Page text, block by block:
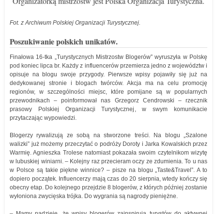
Fot. z Archiwum Polskiej Organizacji Turystycznej.
Poszukiwanie polskich unikatów.
Finałowa 16-tka „Turystycznych Mistrzostw Blogerów” wyruszyła w Polskę
pod koniec lipca br. Każdy z influencerów przemierza jedno z województw i
opisuje na blogu swoje przygody. Pierwsze wpisy pojawiły się już na
dedykowanej stronie i blogach twórców. Akcja ma na celu promocję
regionów, w szczególności miejsc, które pomijane są w popularnych
przewodnikach – poinformował nas Grzegorz Cendrowski – rzecznik
prasowy Polskiej Organizacji Turystycznej, w swym komunikacie
przytaczając wypowiedzi.
Blogerzy rywalizują ze sobą na stworzone treści. Na blogu „Szalone
walizki” już możemy przeczytać o podróży Doroty i Jarka Kowalskich przez
Warmię. Agnieszka Trolese natomiast pokazała swoim czytelnikom wizytę
w lubuskiej winiarni. – Kolejny raz przecieram oczy ze zdumienia. To u nas
w Polsce są takie piękne winnice? – pisze na blogu „Taste&Travel”. A to
dopiero początek. Influencerzy mają czas do 20 sierpnia, wtedy kończy się
obecny etap. Do kolejnego przejdzie 8 blogerów, z których później zostanie
wyłoniona zwycięska trójka. Do wygrania są nagrody pieniężne.